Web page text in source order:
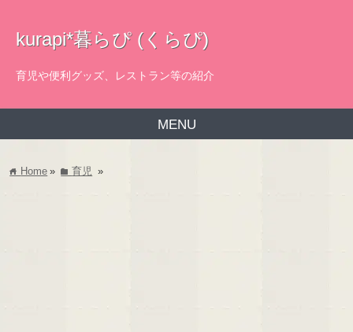
kurapi*暮らぴ (くらぴ)
育児や便利グッズ、レストラン等の紹介
MENU
home Home » folder 育児 »